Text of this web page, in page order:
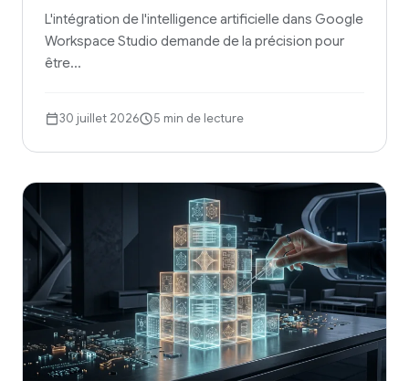
L'intégration de l'intelligence artificielle dans Google
Workspace Studio demande de la précision pour
être…
30 juillet 2026 5 min de lecture